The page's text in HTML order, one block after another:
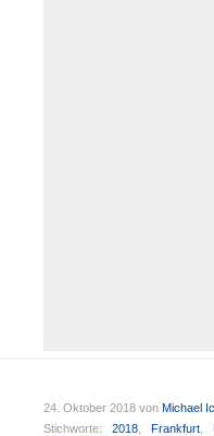
24. Oktober 2018 von Michael
Stichworte: 2018 Frankfurt